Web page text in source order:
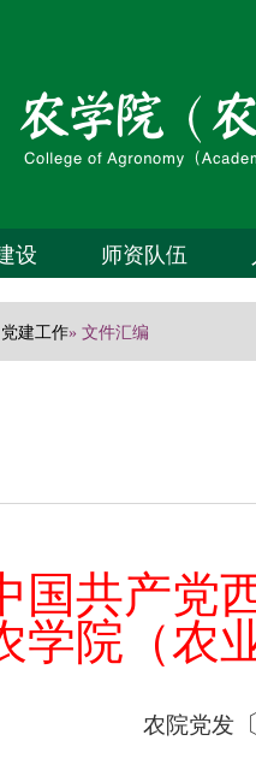
设 师资队伍
党建工作» 文件汇编
国共产党
学院（农
院党发 〔